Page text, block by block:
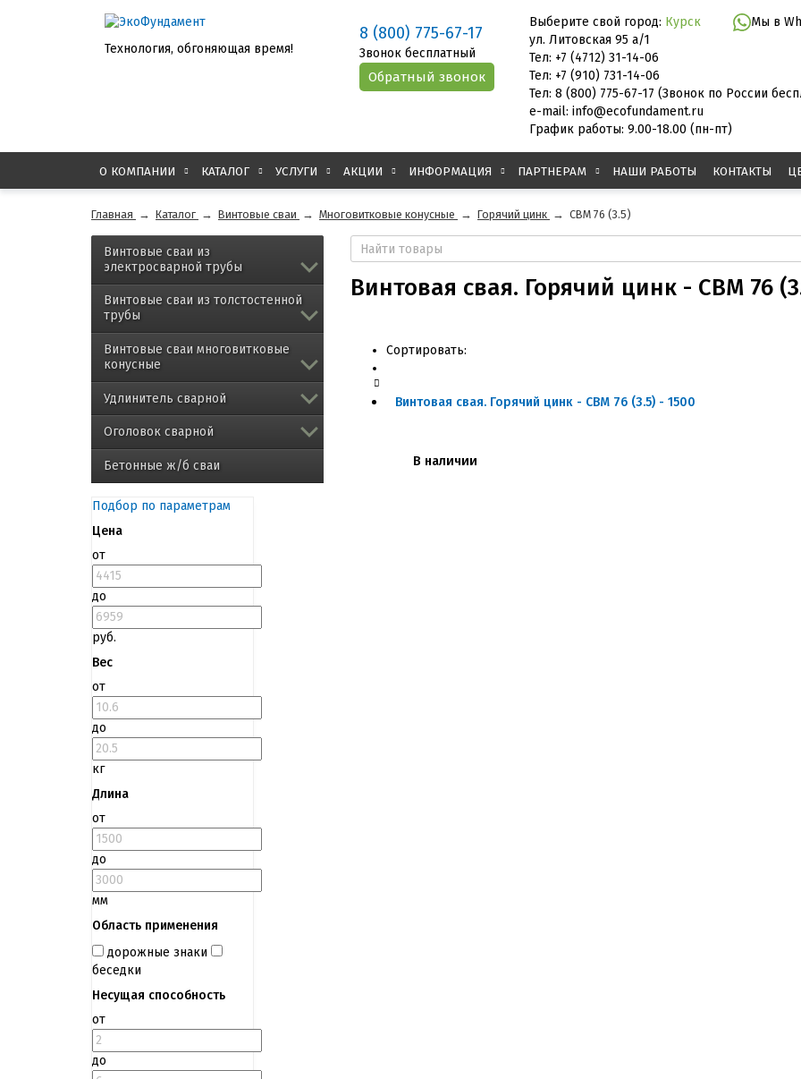
Технология, обгоняющая время!
8 (800) 775-67-17
Звонок бесплатный
Выберите свой город: Курск
Мы в
ул. Литовская 95 а/1
Тел: +7 (4712) 31-14-06
Тел: +7 (910) 731-14-06
Тел: 8 (800) 775-67-17 (Звонок по России
e-mail: info@ecofundament.ru
График работы: 9.00-18.00 (пн-пт)
О КОМПАНИИ КАТАЛОГ УСЛУГИ АКЦИИ ИНФОРМАЦИЯ ПАРТНЕРАМ НАШИ РАБОТЫ КОНТАКТЫ
Главная → Каталог → Винтовые сваи → Многовитковые конусные → Горячий цинк → СВМ 76 (3.5)
Винтовые сваи из
электросварной трубы
Винтовые сваи из толстостенной
трубы
Винтовые сваи многовитковые
конусные
Удлинитель сварной
Оголовок сварной
Бетонные ж/б сваи
Подбор по параметрам
Цена
от
до
руб.
Вес
от
до
кг
Длина
от
до
мм
Область применения
дорожные знаки
беседки
Несущая способность
от
до
Винтовая свая. Горячий цинк - СВМ 76
Сортировать:
Винтовая свая. Горячий цинк - СВМ 76 (3.5) - 1500
В наличии